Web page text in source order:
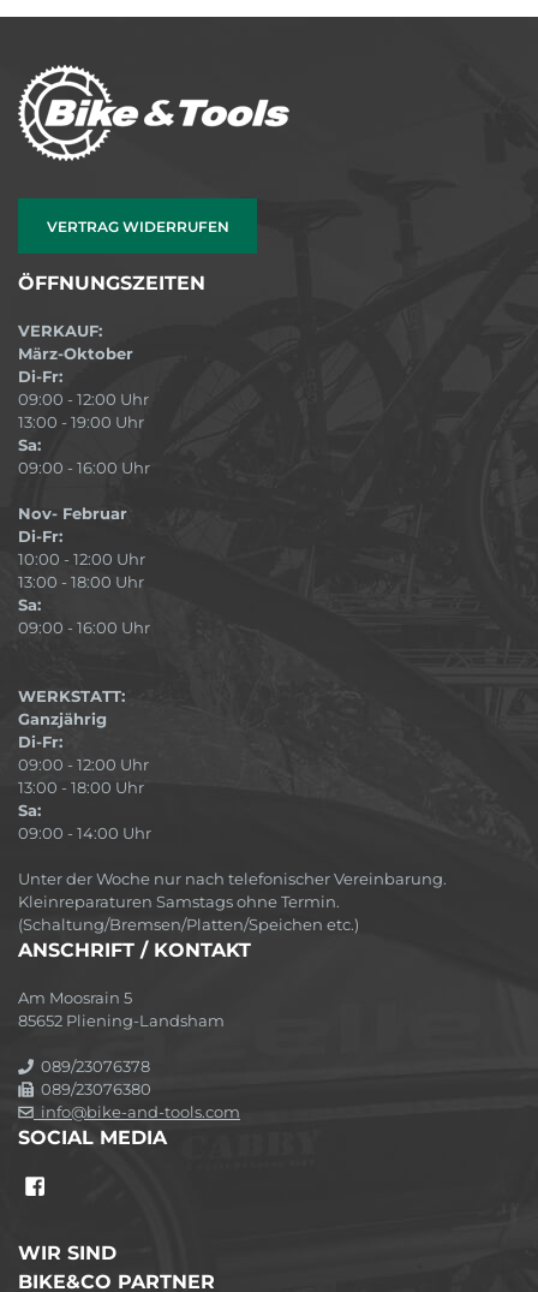
VERTRAG WIDERRUFEN
ÖFFNUNGSZEITEN
VERKAUF:
März-Oktober
Di-Fr:
09:00 - 12:00 Uhr
13:00 - 19:00 Uhr
Sa:
09:00 - 16:00 Uhr
Nov- Februar
Di-Fr:
10:00 - 12:00 Uhr
13:00 - 18:00 Uhr
Sa:
09:00 - 16:00 Uhr
WERKSTATT:
Ganzjährig
Di-Fr:
09:00 - 12:00 Uhr
13:00 - 18:00 Uhr
Sa:
09:00 - 14:00 Uhr
Unter der Woche nur nach telefonischer Vereinbarung.
Kleinreparaturen Samstags ohne Termin.
(Schaltung/Bremsen/Platten/Speichen etc.)
ANSCHRIFT / KONTAKT
Am Moosrain 5
85652 Pliening-Landsham
089/23076378
089/23076380
info@bike-and-tools.com
SOCIAL MEDIA
WIR SIND
BIKE&CO PARTNER